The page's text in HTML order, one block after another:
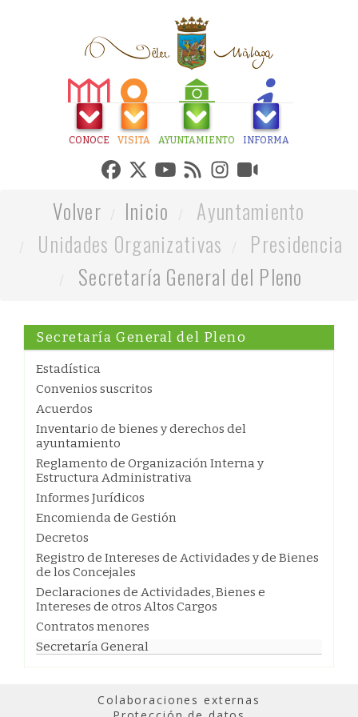
CONOCE VISITA AYUNTAMIENTO INFORMA
Volver Inicio
Ayuntamiento
Unidades Organizativas
Presidencia
Secretaría General del Pleno
Secretaría General del Pleno
Estadística
Convenios suscritos
Acuerdos
Inventario de bienes y derechos del
ayuntamiento
Reglamento de Organización Interna y
Estructura Administrativa
Informes Jurídicos
Encomienda de Gestión
Decretos
Registro de Intereses de Actividades y de Bienes
de los Concejales
Declaraciones de Actividades, Bienes e
Intereses de otros Altos Cargos
Contratos menores
Secretaría General
Colaboraciones externas